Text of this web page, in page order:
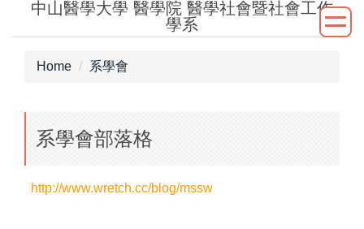
Jump
block
中山醫學大學 醫學院 醫學社會暨社會工作
學系
Home 系學會
系學會部落格
http://www.wretch.cc/blog/mssw